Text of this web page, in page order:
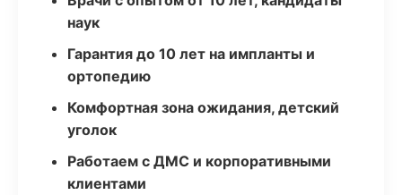
наук
Гарантия до 10 лет на импланты и
ортопедию
Комфортная зона ожидания, детский
уголок
Работаем с ДМС и корпоративными
клиентами